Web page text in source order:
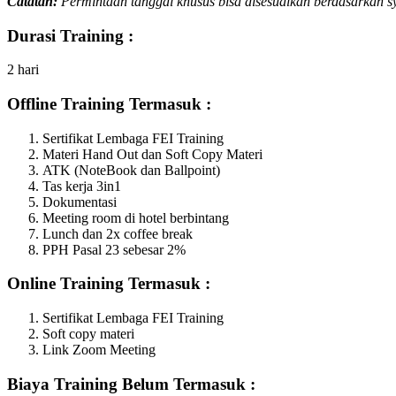
Durasi Training :
2 hari
Offline Training Termasuk :
Sertifikat Lembaga FEI Training
Materi Hand Out dan Soft Copy Materi
ATK (NoteBook dan Ballpoint)
Tas kerja 3in1
Dokumentasi
Meeting room di hotel berbintang
Lunch dan 2x coffee break
PPH Pasal 23 sebesar 2%
Online Training Termasuk :
Sertifikat Lembaga FEI Training
Soft copy materi
Link Zoom Meeting
Biaya Training Belum Termasuk :